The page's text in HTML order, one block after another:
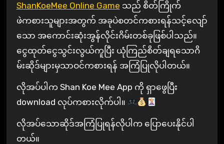
ShanKoeMee Online Game သည် စိတ်ကြိုက်
ဖဲကစားသူများအတွက် အခုပဲစတင်ကစားရန်သင့်လျော်
သော အကောင်းဆုံးအွန်လိုင်းဂိမ်းတစ်ခုဖြစ်ပါသည်။
ငွေထုတ်ငွေသွင်းလွယ်ကူပြီး ယုံကြည်စိတ်ချရသောဂိ
မ်းဆိုဒ်များမှသာဝင်ကစားရန် အကြံပြုလိုပါတယ်။
လိုအပ်ပါက Shan Koe Mee App ကို ရှာဖွေပြီး
download လုပ်ကစားလိုက်ပါ။
လိုအပ်သောဆိုဒ်အကြံပြုရန်လိုပါက ပြောပေးနိုင်ပါ
တယ်။